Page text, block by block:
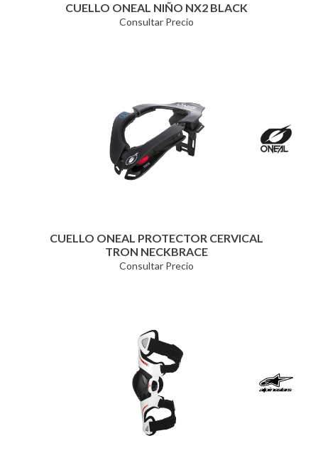
CUELLO ONEAL NIÑO NX2 BLACK
Consultar Precio
CUELLO ONEAL PROTECTOR CERVICAL
TRON NECKBRACE
Consultar Precio